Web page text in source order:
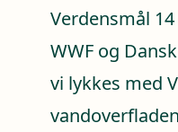
Verdensmål
WWF og
vi lykkes med